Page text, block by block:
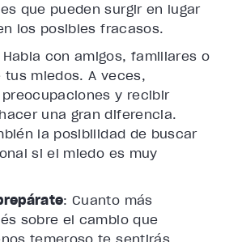
que pueden surgir en lugar
los posibles fracasos.
Habla con amigos, familiares o
tus miedos. A veces,
y recibir
una gran diferencia.
la posibilidad de buscar
si el miedo es muy
: Cuanto más
sobre el cambio que